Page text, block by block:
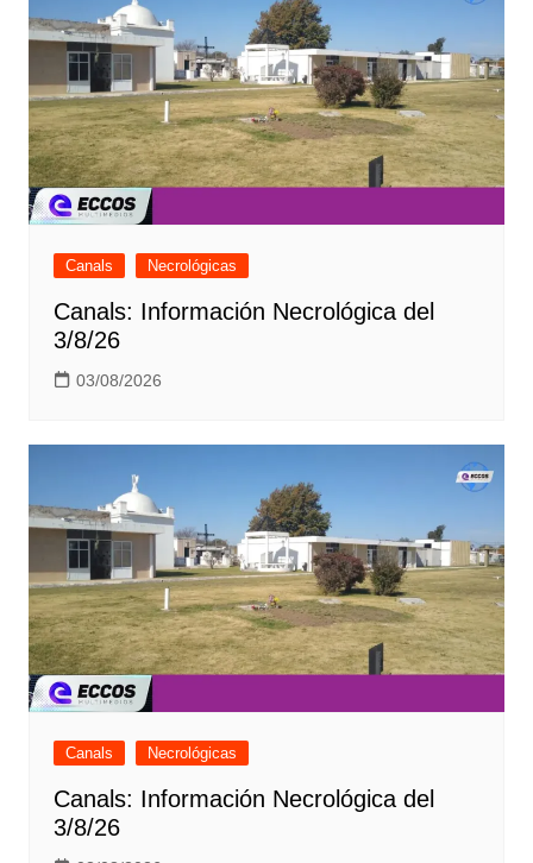
Canals Necrológicas
Canals: Información Necrológica del
3/8/26
03/08/2026
Canals Necrológicas
Canals: Información Necrológica del
3/8/26